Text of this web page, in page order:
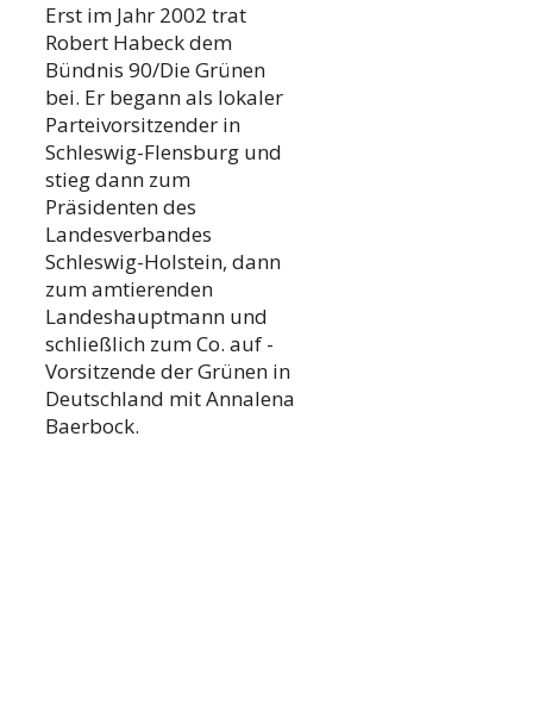
Erst im Jahr 2002 trat
Robert Habeck dem
Bündnis 90/Die Grünen
bei. Er begann als lokaler
Parteivorsitzender in
Schleswig-Flensburg und
stieg dann zum
Präsidenten des
Landesverbandes
Schleswig-Holstein, dann
zum amtierenden
Landeshauptmann und
schließlich zum Co. auf -
Vorsitzende der Grünen in
Deutschland mit Annalena
Baerbock.